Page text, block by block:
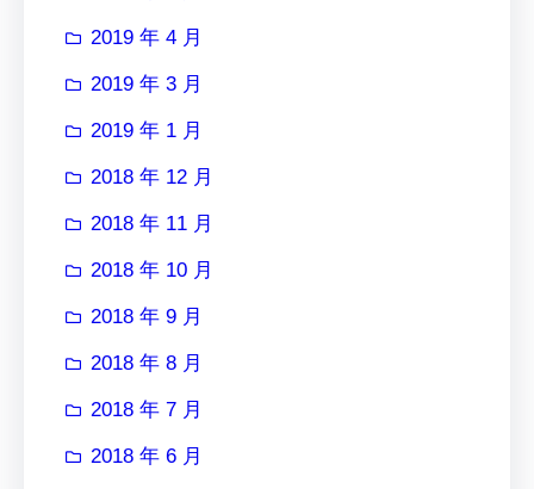
2019 年 4 月
2019 年 3 月
2019 年 1 月
2018 年 12 月
2018 年 11 月
2018 年 10 月
2018 年 9 月
2018 年 8 月
2018 年 7 月
2018 年 6 月